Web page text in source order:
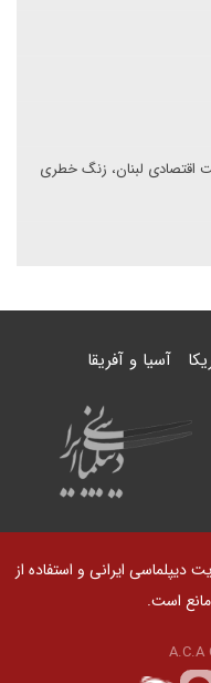
لبنان، زنگ خطری
آسیا و آفریقا
ایرانی و استفاده از
مانع است.
A.C.A